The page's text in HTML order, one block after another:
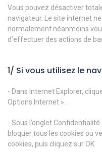
Vous pouvez désactiver
navigateur. Le site internet
normalement néanmoins
d’effectuer des actions de
1/ Si vous utilisez le
- Dans Internet Explorer,
Options Internet ».
- Sous l’onglet
bloquer tous les cookies ou
cookies, puis cliquez sur OK.